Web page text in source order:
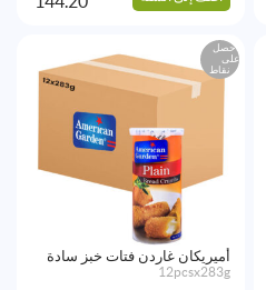
احصل
على
نقاط
أميريكان غاردن فتات خبز سادة
12pcsx283g